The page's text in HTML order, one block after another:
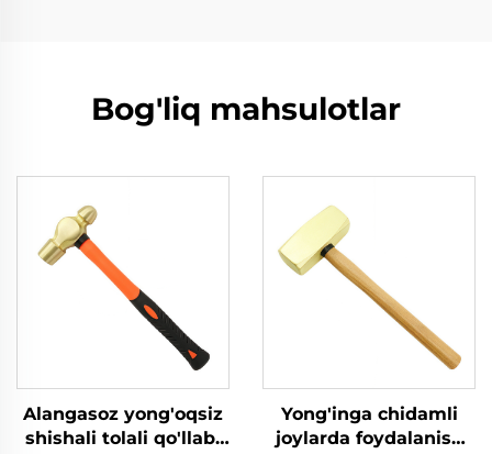
Bog'liq mahsulotlar
Alangasoz yong'oqsiz
shishali tolali qo'llab-
Yong'inga chidamli
joylarda foydalanish